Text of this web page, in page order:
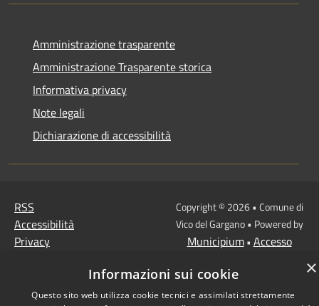
Amministrazione trasparente
Amministrazione Trasparente storica
Informativa privacy
Note legali
Dichiarazione di accessibilità
RSS
Accessibilità
Privacy
Copyright © 2026 • Comune di
Vico del Gargano • Powered by
Municipium• Accesso
×
Informazioni sui cookie
Questo sito web utilizza cookie tecnici e assimilati strettamente